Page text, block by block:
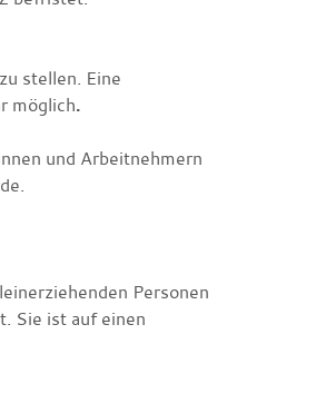
stellen. Eine
möglich.
und Arbeitnehmern
Personen
Sie ist auf einen